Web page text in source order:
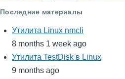
Последние материалы
Утилита Linux nmcli
8 months 1 week ago
Утилита TestDisk в Linux
9 months ago